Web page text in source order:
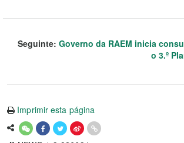
Seguinte: Governo da RAEM inicia
o 3.º
Imprimir esta página